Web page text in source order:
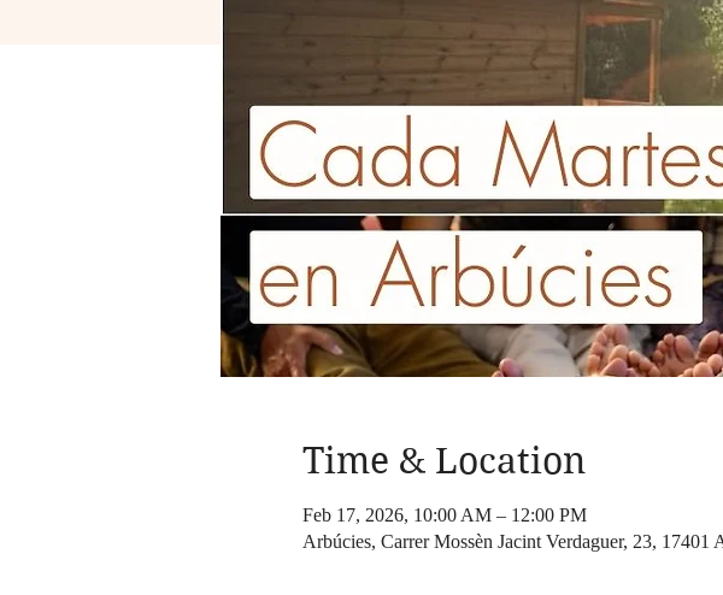
Time & Location
Feb 17, 2026, 10:00 AM – 12:00 PM
Arbúcies, Carrer Mossèn Jacint Verdaguer, 23, 17401